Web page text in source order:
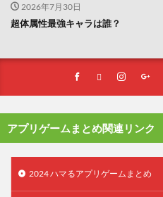
2026年7月30日
超体属性最強キャラは誰？
アプリゲームまとめ関連リンク
2024 ハマるアプリゲームまとめ